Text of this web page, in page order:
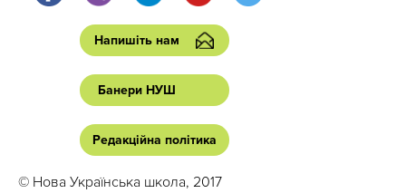
Напишіть нам
Банери НУШ
Редакційна політика
© Нова Українська школа, 2017